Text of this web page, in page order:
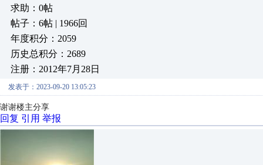
求助：0帖
帖子：6帖 | 1966回
年度积分：2059
历史总积分：2689
注册：2012年7月28日
发表于：2023-09-20 13:05:23
谢谢楼主分享
回复 引用 举报